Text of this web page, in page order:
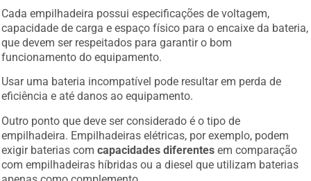
Cada empilhadeira possui especificações de voltagem,
capacidade de carga e espaço físico para o encaixe da bateria,
que devem ser respeitados para garantir o bom
funcionamento do equipamento.
Usar uma bateria incompatível pode resultar em perda de
eficiência e até danos ao equipamento.
Outro ponto que deve ser considerado é o tipo de
empilhadeira. Empilhadeiras elétricas, por exemplo, podem
exigir baterias com
capacidades diferentes
em comparação
com empilhadeiras híbridas ou a diesel que utilizam baterias
apenas como complemento.